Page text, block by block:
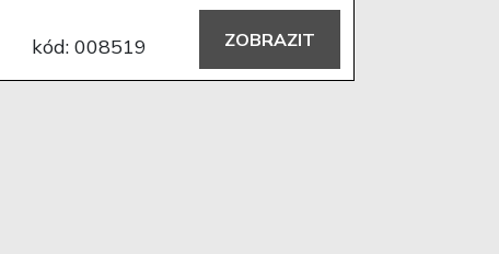
kód: 008519 ZOBRAZIT